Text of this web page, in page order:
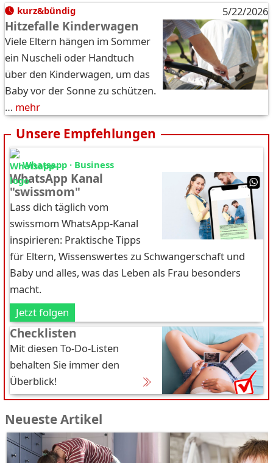
kurz&bündig 5/22/2026
Hitzefalle Kinderwagen
Viele Eltern hängen im Sommer
ein Nuscheli oder Handtuch
über den Kinderwagen, um das
Baby vor der Sonne zu schützen.
… mehr
Unsere Empfehlungen
Whatsapp · Business
WhatsApp Kanal
"swissmom"
Lass dich täglich vom
swissmom WhatsApp-Kanal
inspirieren: Praktische Tipps
für Eltern, Wissenswertes zu Schwangerschaft und
Baby und alles, was das Leben als Frau besonders
macht.
Jetzt folgen
Checklisten
Mit diesen To-Do-Listen
behalten Sie immer den
Überblick!
Neueste Artikel